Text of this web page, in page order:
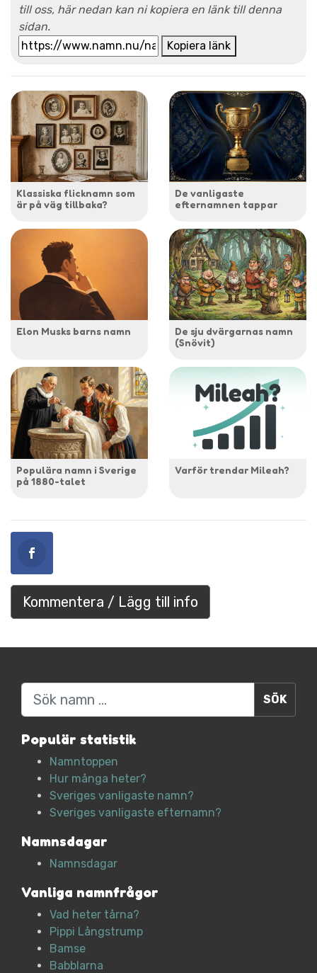
till oss, här nedan kan ni kopiera en länk till denna
sidan.
Kopiera länk
Klassiska flicknamn som
är på väg tillbaka?
De vanligaste
efternamnen tappar
Elon Musks barns namn
De sju dvärgarnas namn
(Snövit)
Populära namn i Sverige
på 1880-talet
Varför trendar Mileah?
Kommentera / Lägg till info
Sök
Populär statistik
Namntoppen
Hur många heter?
Sveriges vanligaste namn?
Sveriges vanligaste efternamn?
Namnsdagar
Namnsdagar
Vanliga namnfrågor
Vad heter tårna?
Pippi Långstrump
Bamse
Babblarna